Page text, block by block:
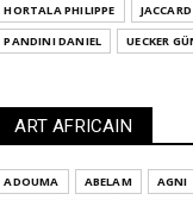
HORTALA PHILIPPE
PANDINI DANIEL
UECKER
ART AFRICAIN
ADOUMA ABELAM AGNI